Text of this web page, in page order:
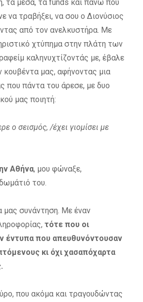
τα μέσα, τα funds και πάνω που
να τραβήξει, να σου ο Διονύσιος
από τον ανελκυστήρα. Με
χτύπημα στην πλάτη των
καληνυχτίζοντάς με, έβαλε
κουβέντα μας, αφήνοντας μια
που πάντα του άρεσε, με δυο
μας ποιητή:
ο σεισμός, /έχει γιομίσει με
Αθήνα, μου φώναξε,
του.
μας συνάντηση. Με έναν
τότε που οι
έντυπα που απευθυνόντουσαν
κι όχι χασαπόχαρτα
που ακόμα και τραγουδώντας